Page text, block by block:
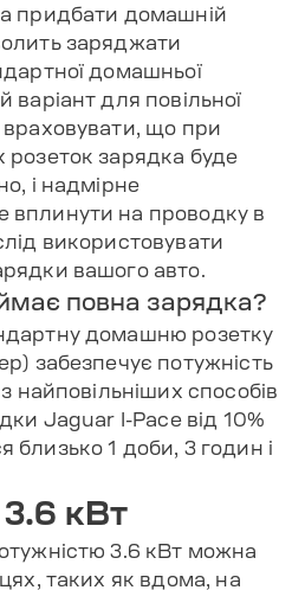
придбати домашній
заряджати
домашньої
варіант для повільної
що при
розеток зарядка буде
і надмірне
вплинути на проводку в
використовувати
вашого авто.
повна зарядка?
домашню розетку
забезпечує потужність
найповільніших способів
Jaguar I-Pace від 10%
близько 1 доби, 3 годин і
кВт
3.6 кВт можна
таких як вдома, на